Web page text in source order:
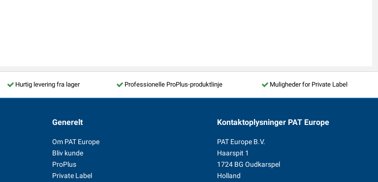
Hurtig levering fra lager Professionelle ProPlus-produktlinje Muligheder for Private Label
Generelt
Om PAT Europe
Bliv kunde
ProPlus
Private Label
Kontaktoplysninger PAT Europe
PAT Europe B.V.
Haarspit 1
1724 BG Oudkarspel
Holland